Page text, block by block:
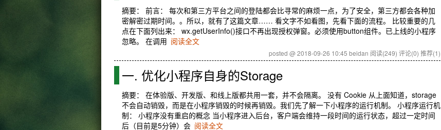
摘要： 前言： 每次和第三方平台之间的登陆都会比寻常的麻烦一点，为了安全，第三方都会各种加
密解密过期时间。。所以，就有了这篇文章…… 看文字不如看图，先看下面的流程。 比较重要的几
点在下面列出来： wx.getUserInfo()接口不再出现授权弹窗。必须使用button组件。已上线的小程序
忽略。 在调用 阅读全文
posted @ 2018-09-26 10:45 beidan 阅读(249) 评论(0) 推荐(1)
一. 优化小程序自身的Storage
摘要： 在体验版、开发版、和线上版都共用一套，并不会隔离。 没有 Cookie 从上面知道，storage
不会自动销毁，而是在小程序销毁的时候再销毁。我们先了解一下小程序的运行机制。 小程序运行机
制： 小程序没有重启的概念 当小程序进入后台，客户端会维持一段时间的运行状态，超过一定时间
后（目前是5分钟）会 阅读全文